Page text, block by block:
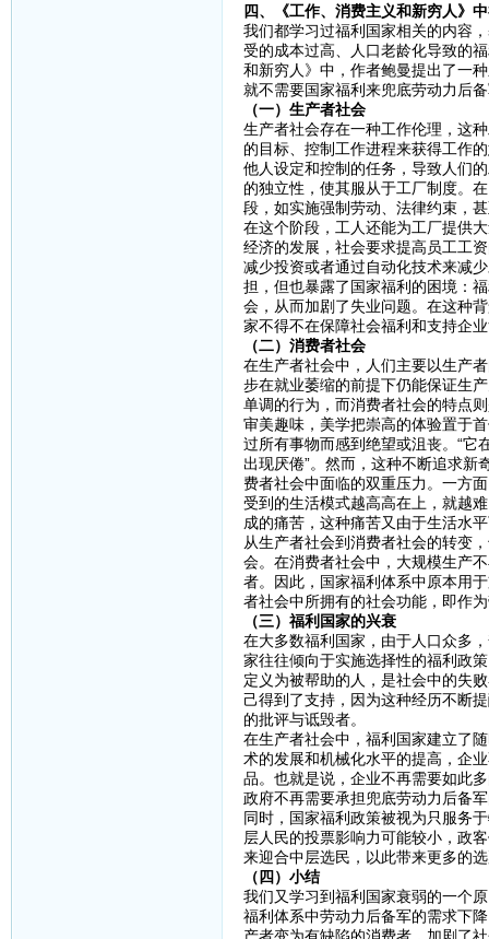
四、《工作、消费主义和新穷人》
我们都学习过福利国家相关的内容
受的成本过高、人口老龄化导致的
和新穷人》中，作者鲍曼提出了一
就不需要国家福利来兜底劳动力后
（一）生产者社会
生产者社会存在一种工作伦理，这
的目标、控制工作进程来获得工作
他人设定和控制的任务，导致人们
的独立性，使其服从于工厂制度。
段，如实施强制劳动、法律约束，
在这个阶段，工人还能为工厂提供
经济的发展，社会要求提高员工工
减少投资或者通过自动化技术来减
担，但也暴露了国家福利的困境：
会，从而加剧了失业问题。在这种
家不得不在保障社会福利和支持企
（二）消费者社会
在生产者社会中，人们主要以生产
步在就业萎缩的前提下仍能保证生
单调的行为，而消费者社会的特点
审美趣味，美学把崇高的体验置于
过所有事物而感到绝望或沮丧。“它
出现厌倦”。然而，这种不断追求新
费者社会中面临的双重压力。一方
受到的生活模式越高高在上，就越
成的痛苦，这种痛苦又由于生活水
从生产者社会到消费者社会的转变
会。在消费者社会中，大规模生产
者。因此，国家福利体系中原本用
者社会中所拥有的社会功能，即作
（三）福利国家的兴衰
在大多数福利国家，由于人口众多
家往往倾向于实施选择性的福利政
定义为被帮助的人，是社会中的失
己得到了支持，因为这种经历不断
的批评与诋毁者。
在生产者社会中，福利国家建立了
术的发展和机械化水平的提高，企
品。也就是说，企业不再需要如此
政府不再需要承担兜底劳动力后备
同时，国家福利政策被视为只服务
层人民的投票影响力可能较小，政
来迎合中层选民，以此带来更多的
（四）小结
我们又学习到福利国家衰弱的一个
福利体系中劳动力后备军的需求下
产者变为有缺陷的消费者，加剧了